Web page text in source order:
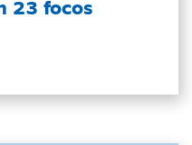
23 focos